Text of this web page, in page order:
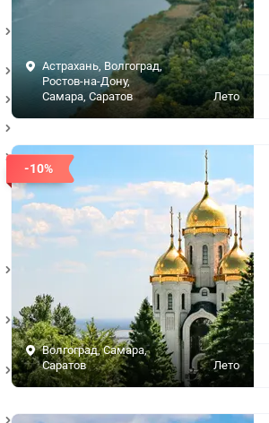
Астрахань, Волгоград,
Ростов-на-Дону,
Самара, Саратов
Лето
-10%
Волгоград, Самара,
Саратов
Лето